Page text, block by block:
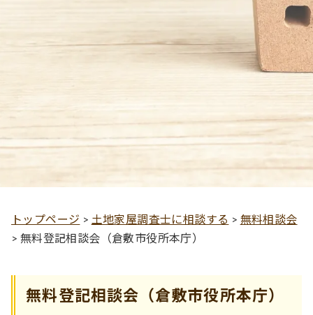
トップページ > 土地家屋調査士に相談する > 無料相談会
> 無料登記相談会（倉敷市役所本庁）
無料登記相談会（倉敷市役所本庁）